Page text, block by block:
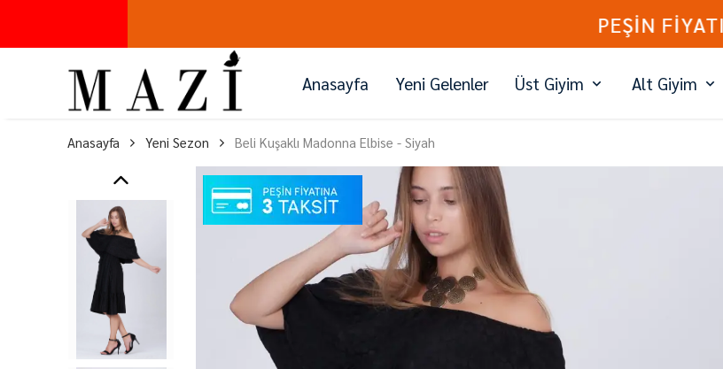
PEŞİN FİYATINA 3 TAKSİT
Anasayfa Yeni Gelenler Üst Giyim Alt Giyim
Anasayfa Yeni Sezon Beli Kuşaklı Madonna Elbise - Siyah